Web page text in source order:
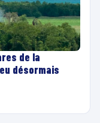
de la
désormais